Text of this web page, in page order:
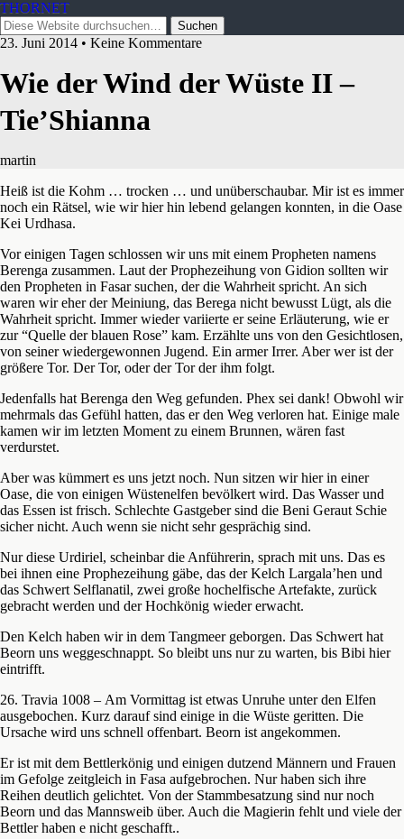
THORNET
23. Juni 2014 • Keine Kommentare
Wie der Wind der Wüste II –
Tie’Shianna
martin
Heiß ist die Kohm … trocken … und unüberschaubar. Mir ist es immer
noch ein Rätsel, wie wir hier hin lebend gelangen konnten, in die Oase
Kei Urdhasa.
Vor einigen Tagen schlossen wir uns mit einem Propheten namens
Berenga zusammen. Laut der Prophezeihung von Gidion sollten wir
den Propheten in Fasar suchen, der die Wahrheit spricht. An sich
waren wir eher der Meiniung, das Berega nicht bewusst Lügt, als die
Wahrheit spricht. Immer wieder variierte er seine Erläuterung, wie er
zur “Quelle der blauen Rose” kam. Erzählte uns von den Gesichtlosen,
von seiner wiedergewonnen Jugend. Ein armer Irrer. Aber wer ist der
größere Tor. Der Tor, oder der Tor der ihm folgt.
Jedenfalls hat Berenga den Weg gefunden. Phex sei dank! Obwohl wir
mehrmals das Gefühl hatten, das er den Weg verloren hat. Einige male
kamen wir im letzten Moment zu einem Brunnen, wären fast
verdurstet.
Aber was kümmert es uns jetzt noch. Nun sitzen wir hier in einer
Oase, die von einigen Wüstenelfen bevölkert wird. Das Wasser und
das Essen ist frisch. Schlechte Gastgeber sind die Beni Geraut Schie
sicher nicht. Auch wenn sie nicht sehr gesprächig sind.
Nur diese Urdiriel, scheinbar die Anführerin, sprach mit uns. Das es
bei ihnen eine Prophezeihung gäbe, das der Kelch Largala’hen und
das Schwert Selflanatil, zwei große hochelfische Artefakte, zurück
gebracht werden und der Hochkönig wieder erwacht.
Den Kelch haben wir in dem Tangmeer geborgen. Das Schwert hat
Beorn uns weggeschnappt. So bleibt uns nur zu warten, bis Bibi hier
eintrifft.
26. Travia 1008 – Am Vormittag ist etwas Unruhe unter den Elfen
ausgebochen. Kurz darauf sind einige in die Wüste geritten. Die
Ursache wird uns schnell offenbart. Beorn ist angekommen.
Er ist mit dem Bettlerkönig und einigen dutzend Männern und Frauen
im Gefolge zeitgleich in Fasa aufgebrochen. Nur haben sich ihre
Reihen deutlich gelichtet. Von der Stammbesatzung sind nur noch
Beorn und das Mannsweib über. Auch die Magierin fehlt und viele der
Bettler haben e nicht geschafft..